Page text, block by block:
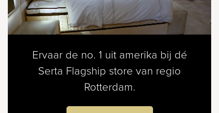
Ervaar de no. 1 uit amerika bij dé
Serta Flagship store van regio
Rotterdam.